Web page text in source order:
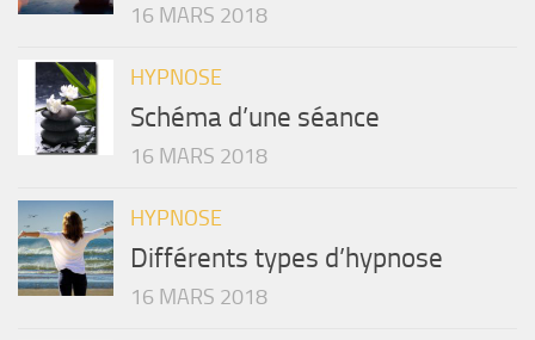
16 MARS 2018
HYPNOSE
Schéma d’une séance
16 MARS 2018
HYPNOSE
Différents types d’hypnose
16 MARS 2018